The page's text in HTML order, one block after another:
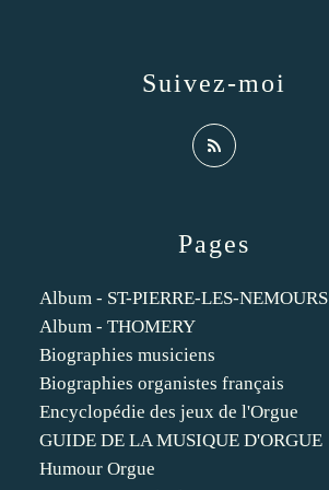
Pages
Album - ST-PIERRE-LES-NEMOURS
Album - THOMERY
Biographies musiciens
Biographies organistes français
Encyclopédie des jeux de l'Orgue
GUIDE DE LA MUSIQUE D'ORGUE
Humour Orgue
Suivez-moi